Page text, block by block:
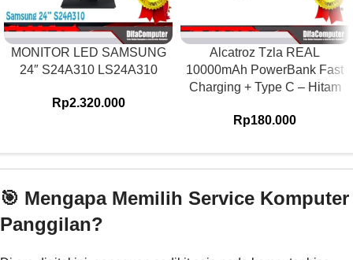
MONITOR LED SAMSUNG
24″ S24A310 LS24A310
Rp2.320.000
Alcatroz Tzla REAL
10000mAh PowerBank Fast
Charging + Type C – Hitam
Rp180.000
🎯 Mengapa Memilih Service Komputer
Panggilan?